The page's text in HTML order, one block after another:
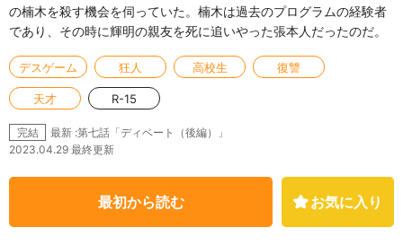
の楠木を殺す機会を伺っていた。楠木は過去のプログラムの経験者
であり、その時に輝明の親友を死に追いやった張本人だったのだ。
デスゲーム 狂人 高校生 復讐
天才 R-15
完結
最新 :第七話「ディベート（後編）」
2023.04.29 最終更新
最初から読む お気に入り